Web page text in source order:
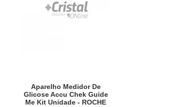
Aparelho Medidor De
Glicose Accu Chek Guide
Me Kit Unidade - ROCHE